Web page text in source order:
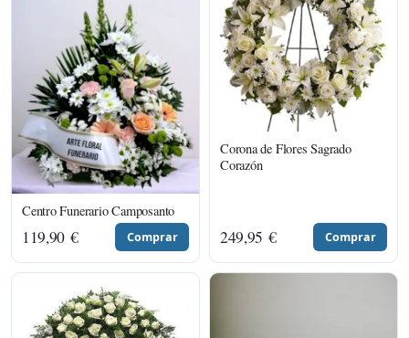
Centro Funerario Camposanto
119,90 € Comprar
Corona de Flores Sagrado
Corazón
249,95 € Comprar